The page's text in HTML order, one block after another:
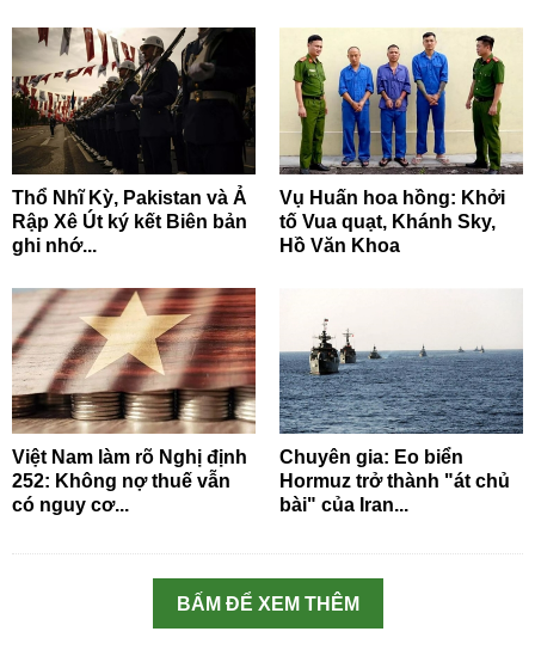
Thổ Nhĩ Kỳ, Pakistan và Ả
Rập Xê Út ký kết Biên bản
ghi nhớ...
Vụ Huấn hoa hồng: Khởi
tố Vua quạt, Khánh Sky,
Hồ Văn Khoa
Việt Nam làm rõ Nghị định
252: Không nợ thuế vẫn
có nguy cơ...
Chuyên gia: Eo biển
Hormuz trở thành "át chủ
bài" của Iran...
BẤM ĐỂ XEM THÊM